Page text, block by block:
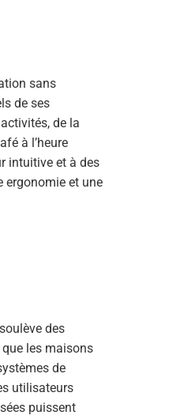
sans
de ses
de la
à l’heure
intuitive et à des
ergonomie et une
des
les maisons
de
utilisateurs
puissent